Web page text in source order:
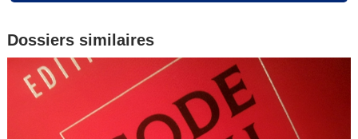
Dossiers similaires